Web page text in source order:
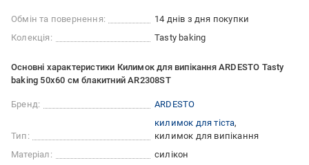
Обмін та повернення:
14 днів з дня покупки
Колекція:
Tasty baking
Основні характеристики Килимок для випікання ARDESTO Tasty
baking 50x60 см блакитний AR2308ST
Бренд: ARDESTO
Тип:
килимок для тіста
килимок для випікання
Матеріал:
силікон